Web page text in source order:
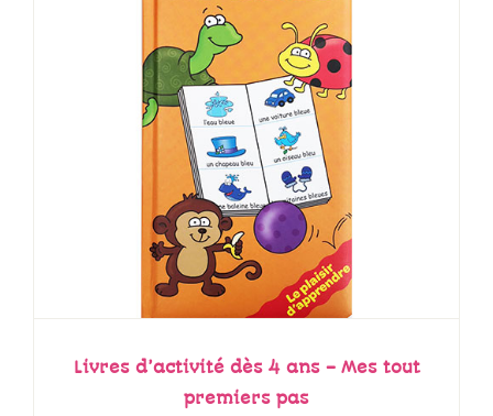
Livres d’activité dès 4 ans – Mes tout
premiers pas